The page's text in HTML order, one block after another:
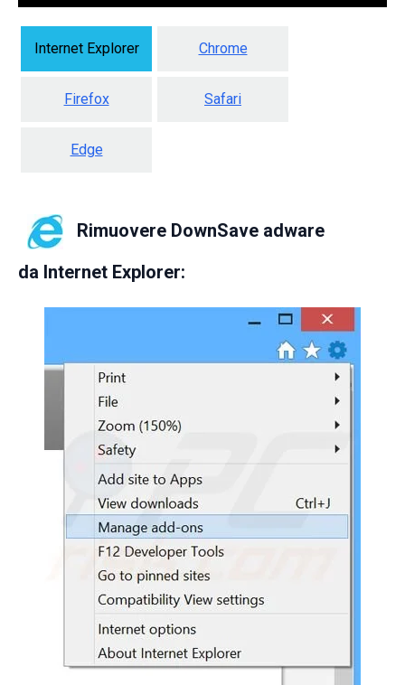
Internet Explorer Chrome
Firefox Safari
Edge
Rimuovere DownSave adware
da Internet Explorer: